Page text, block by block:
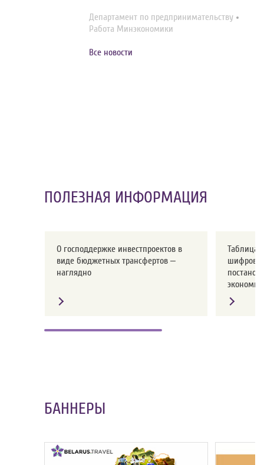
Департамент по предпринимательству
Работа Минэкономики
Все новости
ПОЛЕЗНАЯ ИНФОРМАЦИЯ
О господдержке инвестпроектов в
виде бюджетных трансфертов –
наглядно
Таблица
шифров
БАННЕРЫ